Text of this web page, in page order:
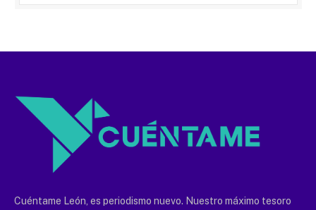
Cuéntame León, es periodismo nuevo. Nuestro máximo tesoro